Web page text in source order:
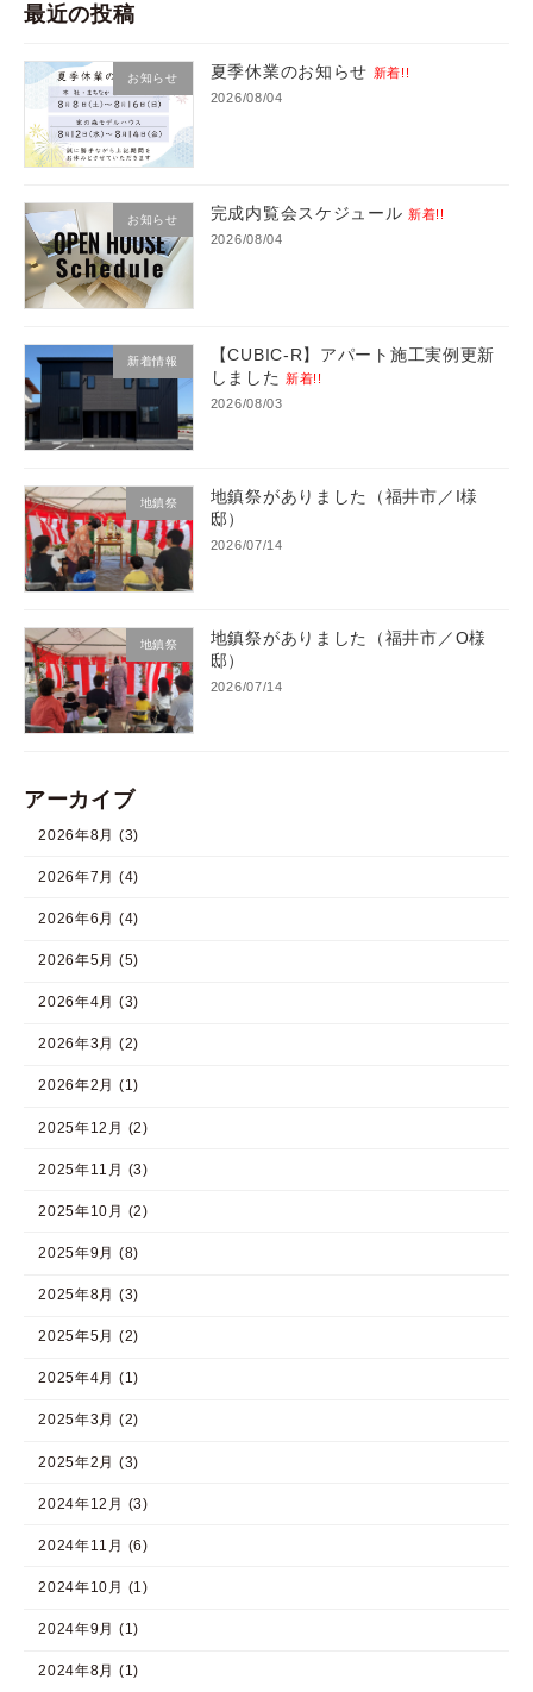
最近の投稿
お知らせ 夏季休業のお知らせ 新着!!
2026/08/04
お知らせ 完成内覧会スケジュール 新着!!
2026/08/04
新着情報
【CUBIC-R】アパート施工実例更新
しました
新着!!
2026/08/03
地鎮祭
地鎮祭がありました（福井市／I様
邸）
2026/07/14
地鎮祭
地鎮祭がありました（福井市／O様
邸）
2026/07/14
アーカイブ
2026年8月 (3)
2026年7月 (4)
2026年6月 (4)
2026年5月 (5)
2026年4月 (3)
2026年3月 (2)
2026年2月 (1)
2025年12月 (2)
2025年11月 (3)
2025年10月 (2)
2025年9月 (8)
2025年8月 (3)
2025年5月 (2)
2025年4月 (1)
2025年3月 (2)
2025年2月 (3)
2024年12月 (3)
2024年11月 (6)
2024年10月 (1)
2024年9月 (1)
2024年8月 (1)